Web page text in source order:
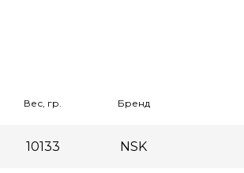
Вес, гр. Бренд
10133 NSK